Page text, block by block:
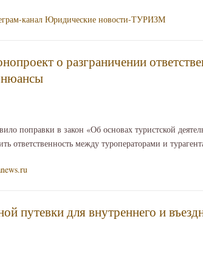
канал Юридические новости-ТУРИЗМ
о разграничении
нюансы
поправки в закон «Об основах туристской
ответственность между туроператорами и
путевки для внутреннего и